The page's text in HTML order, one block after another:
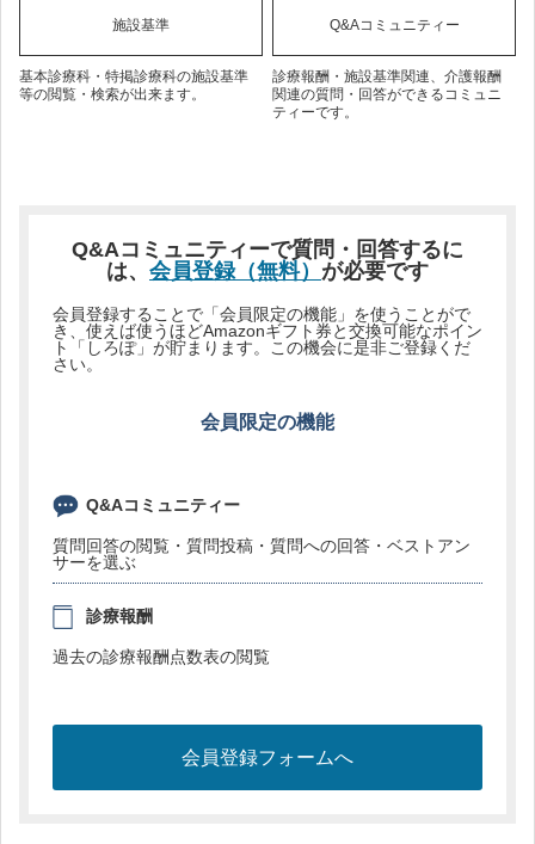
施設基準
基本診療科・特掲診療科の施設基準
等の閲覧・検索が出来ます。
Q&Aコミュニティー
診療報酬・施設基準関連、介護報酬
関連の質問・回答ができるコミュニ
ティーです。
Q&Aコミュニティーで質問・回答するに
は、 会員登録（無料） が必要です
会員登録することで「会員限定の機能」を使うことがで
き、使えば使うほどAmazonギフト券と交換可能なポイン
ト「しろぽ」が貯まります。この機会に是非ご登録くだ
さい。
会員限定の機能
Q&Aコミュニティー
質問回答の閲覧・質問投稿・質問への回答・ベストアン
サーを選ぶ
診療報酬
過去の診療報酬点数表の閲覧
会員登録フォームへ